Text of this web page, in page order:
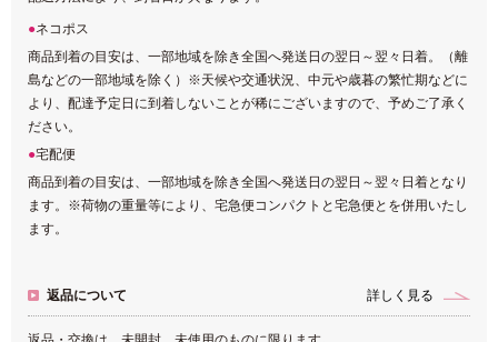
ネコポス
商品到着の目安は、一部地域を除き全国へ発送日の翌日～翌々日着。（離
島などの一部地域を除く）※天候や交通状況、中元や歳暮の繁忙期などに
より、配達予定日に到着しないことが稀にございますので、予めご了承く
ださい。
宅配便
商品到着の目安は、一部地域を除き全国へ発送日の翌日～翌々日着となり
ます。※荷物の重量等により、宅急便コンパクトと宅急便とを併用いたし
ます。
返品について 詳しく見る